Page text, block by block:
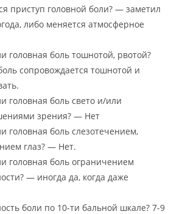
приступ головной боли? — заметил
либо меняется атмосферное
головная боль тошнотой, рвотой?
сопровождается тошнотой и
головная боль свето и/или
зрения? — Нет
головная боль слезотечением,
глаз? — Нет.
головная боль ограничением
— иногда да, когда даже
боли по 10-ти бальной шкале? 7-9